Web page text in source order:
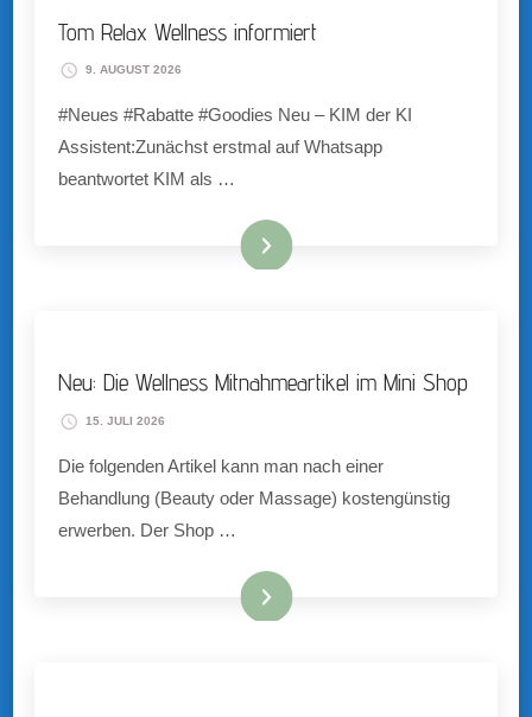
Tom Relax Wellness informiert
9. AUGUST 2026
#Neues #Rabatte #Goodies Neu – KIM der KI
Assistent:Zunächst erstmal auf Whatsapp
beantwortet KIM als …
Jetzt anschauen ....
Neu: Die Wellness Mitnahmeartikel im Mini Shop
15. JULI 2026
Die folgenden Artikel kann man nach einer
Behandlung (Beauty oder Massage) kostengünstig
erwerben. Der Shop …
Jetzt anschauen ....